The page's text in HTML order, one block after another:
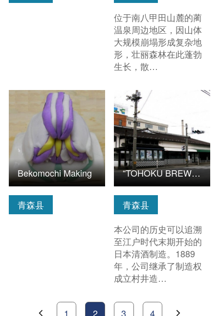
位于南八甲田山麓的蔺
温泉周边地区，因山体
大规模崩塌形成复杂地
形，壮丽森林在此蓬勃
生长，散…
青森县
Bekomochi Making
青森县
本公司的历史可以追溯
至江户时代末期开始的
日本清酒制造。1889
年，公司继承了制造权
成立村井造…
查看信息
“TOHOKU BREWING Tourism”～探寻历史感受传统风情之旅～（桃川…
1 2 3 4